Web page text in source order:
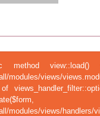
method
modules/views/
modules/views/handlers/